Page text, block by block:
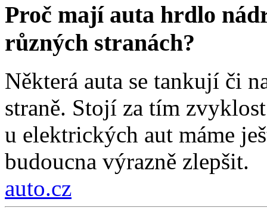
Proč mají auta hrdlo
různých stranách?
Některá auta se tankují či
straně. Stojí za tím
u elektrických aut máme
budoucna výrazně zlepšit.
auto.cz